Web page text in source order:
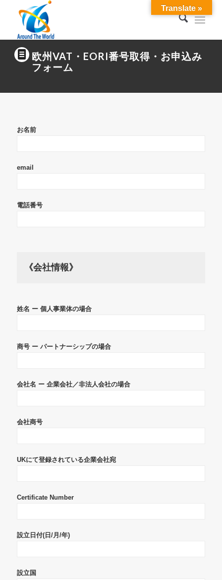
欧州VAT・EORI番号取得・お申込み
フォーム
お名前
email
電話番号
《会社情報》
姓名 ー 個人事業体の場合
商号 ー パートナーシップの場合
会社名 ー 企業会社／非法人会社の場合
会社商号
UKにて登録されている企業会社宛
Certificate Number
設立日付(日/月/年)
設立国
Translate »